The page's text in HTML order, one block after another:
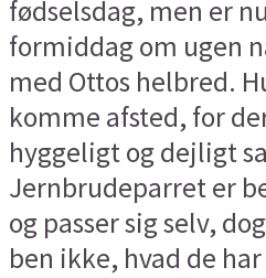
fødselsdag, men er
formiddag om ugen
med Ottos helbred.
komme afsted, for
hyggeligt og dejligt
Jernbrudeparret er
og passer sig selv,
ben ikke, hvad de